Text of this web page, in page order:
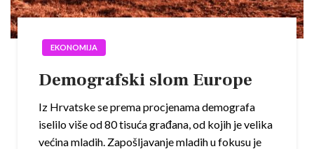
EKONOMIJA
Demografski slom Europe
Iz Hrvatske se prema procjenama demografa
iselilo više od 80 tisuća građana, od kojih je velika
većina mladih. Zapošljavanje mladih u fokusu je